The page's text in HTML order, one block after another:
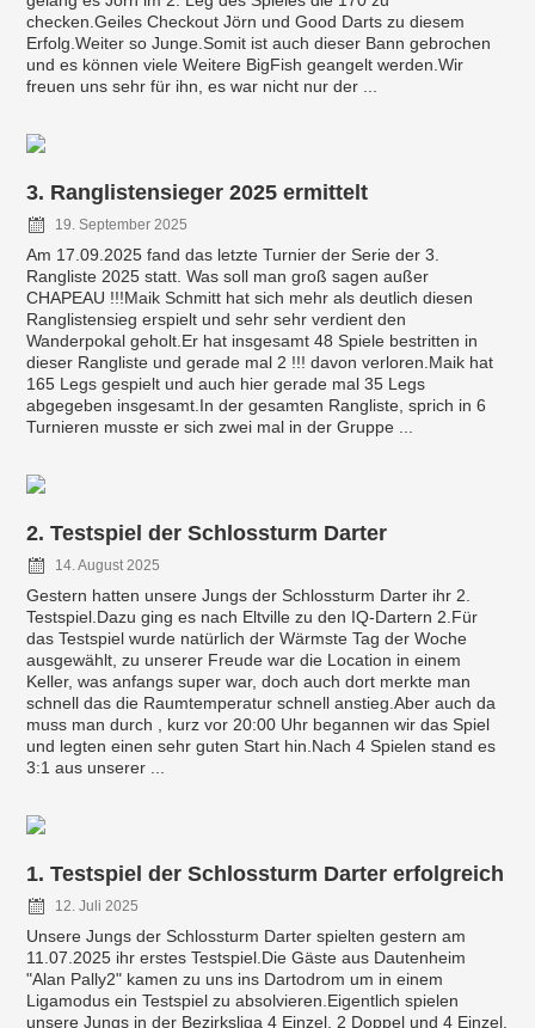
checken.Geiles Checkout Jörn und Good Darts zu diesem
Erfolg.Weiter so Junge.Somit ist auch dieser Bann gebrochen
und es können viele Weitere BigFish geangelt werden.Wir
freuen uns sehr für ihn, es war nicht nur der ...
3. Ranglistensieger 2025 ermittelt
19. September 2025
Am 17.09.2025 fand das letzte Turnier der Serie der 3.
Rangliste 2025 statt. Was soll man groß sagen außer
CHAPEAU !!!Maik Schmitt hat sich mehr als deutlich diesen
Ranglistensieg erspielt und sehr sehr verdient den
Wanderpokal geholt.Er hat insgesamt 48 Spiele bestritten in
dieser Rangliste und gerade mal 2 !!! davon verloren.Maik hat
165 Legs gespielt und auch hier gerade mal 35 Legs
abgegeben insgesamt.In der gesamten Rangliste, sprich in 6
Turnieren musste er sich zwei mal in der Gruppe ...
2. Testspiel der Schlossturm Darter
14. August 2025
Gestern hatten unsere Jungs der Schlossturm Darter ihr 2.
Testspiel.Dazu ging es nach Eltville zu den IQ-Dartern 2.Für
das Testspiel wurde natürlich der Wärmste Tag der Woche
ausgewählt, zu unserer Freude war die Location in einem
Keller, was anfangs super war, doch auch dort merkte man
schnell das die Raumtemperatur schnell anstieg.Aber auch da
muss man durch , kurz vor 20:00 Uhr begannen wir das Spiel
und legten einen sehr guten Start hin.Nach 4 Spielen stand es
3:1 aus unserer ...
1. Testspiel der Schlossturm Darter erfolgreich
12. Juli 2025
Unsere Jungs der Schlossturm Darter spielten gestern am
11.07.2025 ihr erstes Testspiel.Die Gäste aus Dautenheim
"Alan Pally2" kamen zu uns ins Dartodrom um in einem
Ligamodus ein Testspiel zu absolvieren.Eigentlich spielen
unsere Jungs in der Bezirksliga 4 Einzel, 2 Doppel und 4 Einzel,